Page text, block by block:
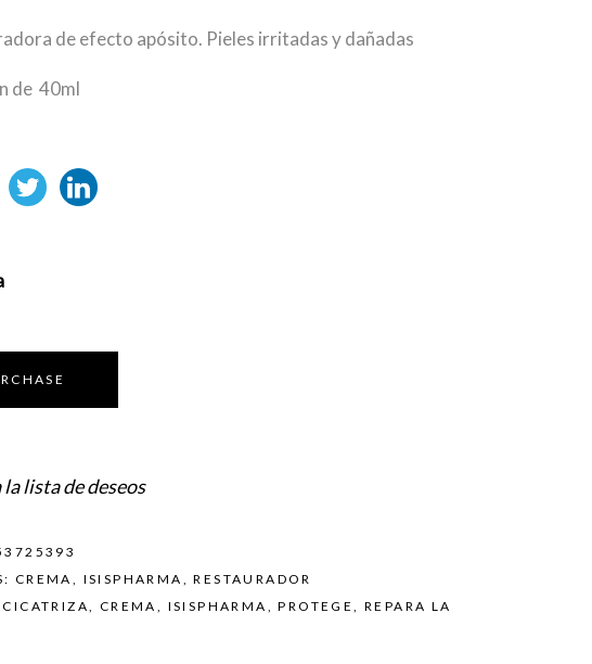
de efecto apósito. Pieles irritadas y dañadas
de 40ml
lista de deseos
CREMA , ISISPHARMA ,RESTAURADOR
CICATRIZA, CREMA , ISISPHARMA ,PROTEGE,REPARA LA